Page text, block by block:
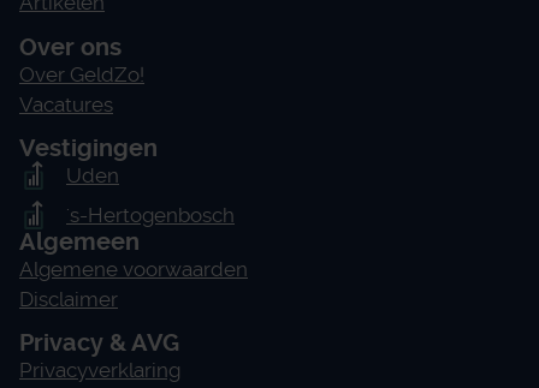
Over ons
Over GeldZo!
Vacatures
Vestigingen
Uden
's-Hertogenbosch
Algemeen
Algemene voorwaarden
Disclaimer
Privacy & AVG
Privacyverklaring